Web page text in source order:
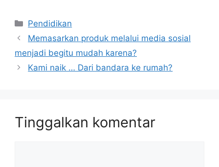
Kategori
Pendidikan
Memasarkan produk melalui media sosial
menjadi begitu mudah karena?
Kami naik … Dari bandara ke rumah?
Tinggalkan komentar